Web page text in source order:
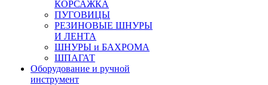
КОРСАЖКА
ПУГОВИЦЫ
РЕЗИНОВЫЕ ШНУРЫ
И ЛЕНТА
ШНУРЫ и БАХРОМА
ШПАГАТ
Оборудование и ручной
инструмент